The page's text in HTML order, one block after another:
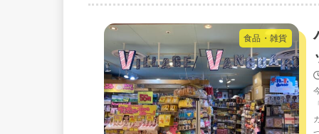
食品・雑貨